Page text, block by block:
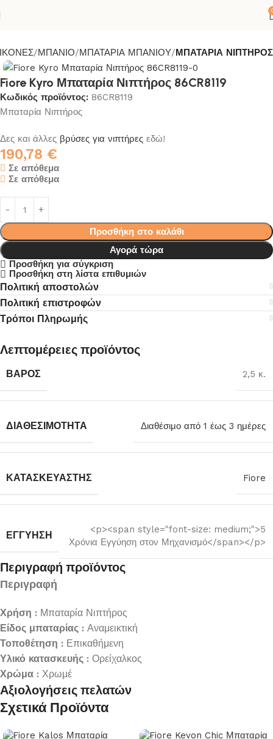
ΜΠΑΝΙΟ ΜΠΑΤΑΡΙΑ ΜΠΑΝΙΟΥ ΜΠΑΤΑΡΙΑ ΝΙΠΤΗΡΟΣ
Fiore Kyro Μπαταρία Νιπτήρος 86CR8119
Κωδικός προϊόντος: 86CR8119
Μπαταρία Νιπτήρος
Δες και άλλες βρύσες για νιπτήρες εδώ!
190,78 €
Σε απόθεμα
Σε απόθεμα
Προσθήκη στο καλάθι
Αγορά τώρα
Προσθήκη για σύγκριση
Προσθήκη στη λίστα επιθυμιών
Πολιτική αποστολών
Πολιτική επιστροφών
Τρόποι Πληρωμής
Λεπτομέρειες προϊόντος
ΒΆΡΟΣ 2,5 κ.
ΔΙΑΘΕΣΙΜΌΤΗΤΑ Διαθέσιμο από 1 έως 3 ημέρες
ΚΑΤΑΣΚΕΥΑΣΤΉΣ Fiore
ΕΓΓΎΗΣΗ
<p><span style="font-size: medium;">5
Χρόνια Εγγύηση στον Μηχανισμό</span></p>
Περιγραφή προϊόντος
Περιγραφή
Χρήση : Μπαταρία Νιπτήρος
Είδος μπαταρίας : Αναμεικτική
Τοποθέτηση : Επικαθήμενη
Υλικό κατασκευής : Ορείχαλκος
Χρώμα : Χρωμέ
Αξιολογήσεις πελατών
Σχετικά Προϊόντα